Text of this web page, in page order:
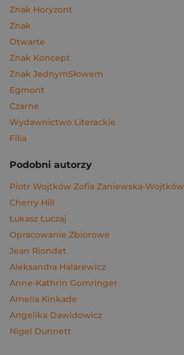
Znak Horyzont
Znak
Otwarte
Znak Koncept
Znak JednymSłowem
Egmont
Czarne
Wydawnictwo Literackie
Filia
Podobni autorzy
Piotr Wojtków Zofia Zaniewska-Wojtków
Cherry Hill
Łukasz Łuczaj
Opracowanie Zbiorowe
Jean Riondet
Aleksandra Halarewicz
Anne-Kathrin Gomringer
Amelia Kinkade
Angelika Dawidowicz
Nigel Dunnett